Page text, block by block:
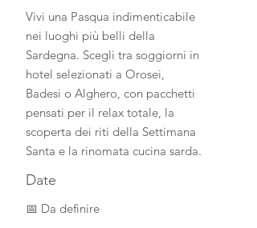
Vivi una Pasqua indimenticabile
nei luoghi più belli della
Sardegna. Scegli tra soggiorni in
hotel selezionati a Orosei,
Badesi o Alghero, con pacchetti
pensati per il relax totale, la
scoperta dei riti della Settimana
Santa e la rinomata cucina sarda.
Date
📅 Da definire